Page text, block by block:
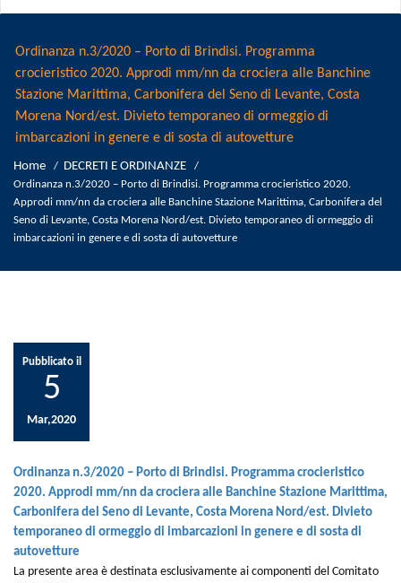
Ordinanza n.3/2020 – Porto di Brindisi. Programma
crocieristico 2020. Approdi mm/nn da crociera alle Banchine
Stazione Marittima, Carbonifera del Seno di Levante, Costa
Morena Nord/est. Divieto temporaneo di ormeggio di
imbarcazioni in genere e di sosta di autovetture
Home / DECRETI E ORDINANZE /
Ordinanza n.3/2020 – Porto di Brindisi. Programma crocieristico 2020.
Approdi mm/nn da crociera alle Banchine Stazione Marittima, Carbonifera del
Seno di Levante, Costa Morena Nord/est. Divieto temporaneo di ormeggio di
imbarcazioni in genere e di sosta di autovetture
Pubblicato il
5
Mar,2020
Ordinanza n.3/2020 – Porto di Brindisi. Programma crocieristico
2020. Approdi mm/nn da crociera alle Banchine Stazione Marittima,
Carbonifera del Seno di Levante, Costa Morena Nord/est. Divieto
temporaneo di ormeggio di imbarcazioni in genere e di sosta di
autovetture
La presente area è destinata esclusivamente ai componenti del Comitato